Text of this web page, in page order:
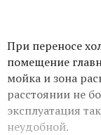
При переносе
помещение
мойка и зона
расстоянии не
эксплуатация
неудобной.